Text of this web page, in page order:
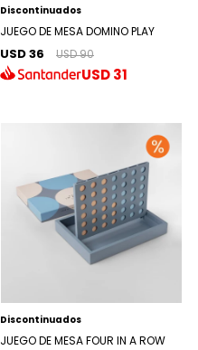
Discontinuados
JUEGO DE MESA DOMINO PLAY
USD 36 USD 90
USD31
Discontinuados
JUEGO DE MESA FOUR IN A ROW